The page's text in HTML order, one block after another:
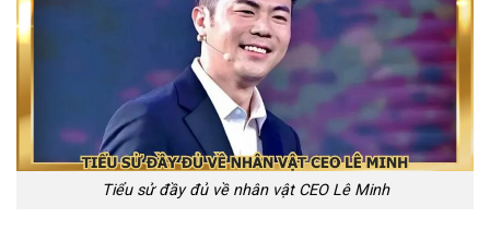
Tiểu sử đầy đủ về nhân vật CEO Lê Minh